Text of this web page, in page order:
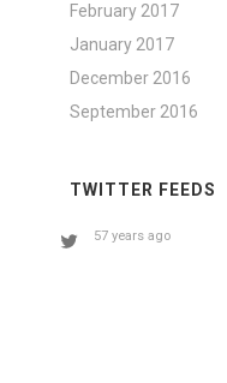
February 2017
January 2017
December 2016
September 2016
TWITTER FEEDS
57 years ago